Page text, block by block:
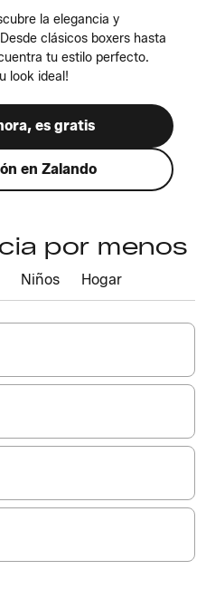
la elegancia y
clásicos boxers hasta
tu estilo perfecto.
look ideal!
es gratis
en Zalando
por menos
Niños Hogar